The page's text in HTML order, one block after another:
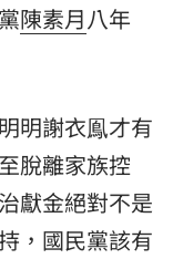
陳素月八年
明謝衣鳯才有
脫離家族控
獻金絕對不是
，國民黨該有